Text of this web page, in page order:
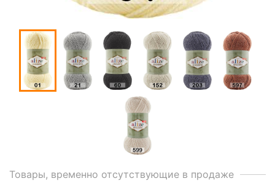
Товары, временно отсутствующие в продаже